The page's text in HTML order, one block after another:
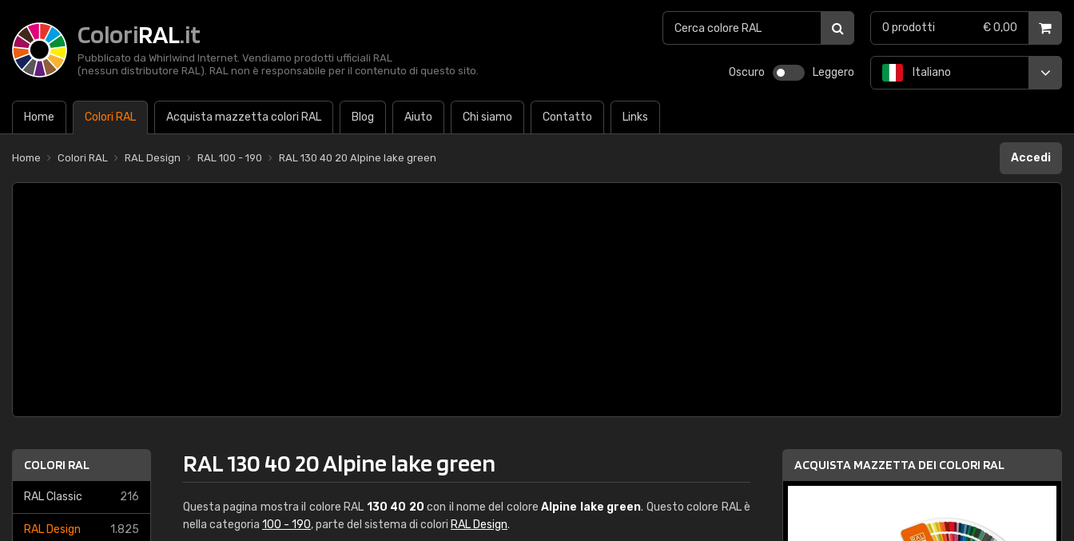
ColoriRAL.it
Pubblicato da Whirlwind Internet. Vendiamo prodotti ufficiali RAL
(nessun distributore RAL). RAL non è responsabile per il contenuto di questo sito.
Oscuro Leggero
Home Colori RAL Acquista mazzetta colori RAL Blog Aiuto Chi siamo Contatto Links
Italiano
0 prodotti € 0,00
Home Colori RAL RAL Design RAL 100 - 190 RAL 130 40 20 Alpine lake green Accedi
COLORI RAL
RAL Classic 216
RAL Design 1.825
RAL 130 40 20 Alpine lake green
Questa pagina mostra il colore RAL 130 40 20 con il nome del coloreAlpine lake green. Questo colore RAL è
nella categoria 100 - 190, parte del sistema di colori RAL Design.
ACQUISTA MAZZETTA DEI COLORI RAL